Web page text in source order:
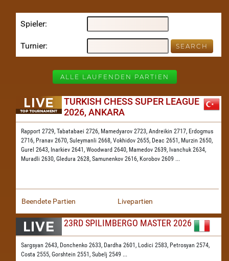
Spieler
Turnier
ALLE LAUFENDEN PARTIEN
TURKISH CHESS SUPER LEAGUE
2026, ANKARA
Rapport 2729, Tabatabaei 2726, Mamedyarov 2723, Andreikin 2717, Erdogmus
2716, Pranav 2670, Suleymanli 2668, Vokhidov 2655, Deac 2651, Murzin 2650,
Gurel 2643, Inarkiev 2641, Woodward 2640, Mamedov 2639, Ivanchuk 2634,
Muradli 2630, Gledura 2628, Samunenkov 2616, Korobov 2609 ...
Beendete Partien Livepartien
23RD SPILIMBERGO MASTER 2026
Sargsyan 2643, Donchenko 2633, Dardha 2601, Lodici 2583, Petrosyan 2574,
Costa 2555, Gorshtein 2551, Subelj 2549 ...